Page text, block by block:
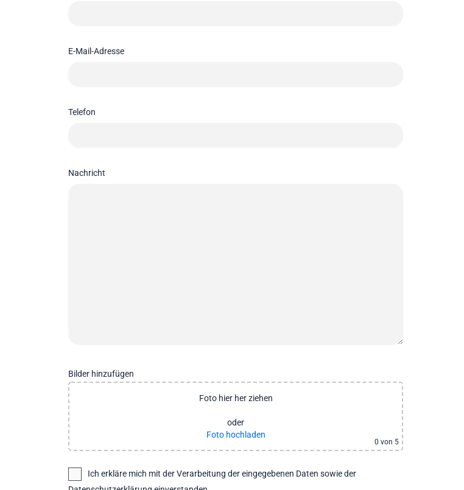
E-Mail-Adresse
Telefon
Nachricht
Bilder hinzufügen
Foto hier her ziehen
oder
Foto hochladen
0 von 5
Ich erkläre mich mit der Verarbeitung der eingegebenen Daten sowie der